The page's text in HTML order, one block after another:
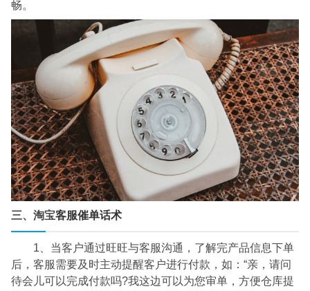
畅。
三、淘宝客服催单话术
1、当客户通过旺旺与客服沟通，了解完产品信息下单
后，客服需要及时主动提醒客户进行付款，如：“亲，请问
待会儿可以完成付款吗?我这边可以为您审单，方便仓库提